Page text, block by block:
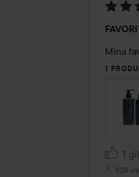
5
av
5
Mina
1
1
928